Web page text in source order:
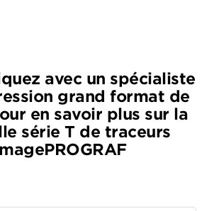
avec un spécialiste
grand format de
en savoir plus sur la
série T de traceurs